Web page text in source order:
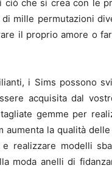
ciò che si crea con le
mille permutazioni
il proprio amore o
i Sims possono
acquisita dal
gemme per
aumenta la qualità
realizzare modelli
moda anelli di